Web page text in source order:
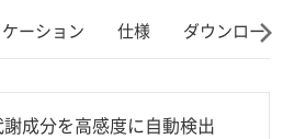
ーション 仕様 ダウンロード
成分を高感度に自動検出